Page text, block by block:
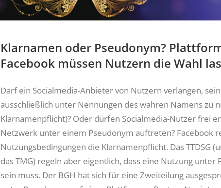
Klarnamen oder Pseudonym?
Facebook müssen Nutzern die Wahl
Darf ein Socialmedia-Anbieter von Nutzern verlangen,
ausschließlich unter Nennungen des wahren Namens zu
Klarnamenpflicht)? Oder dürfen Socialmedia-Nutzer frei
Netzwerk unter einem Pseudonym auftreten? Facebook
Nutzungsbedingungen die Klarnamenpflicht. Das TTDSG
das TMG) regeln aber eigentlich, dass eine Nutzung unter
sein muss. Der BGH hat sich für eine Zweiteilung